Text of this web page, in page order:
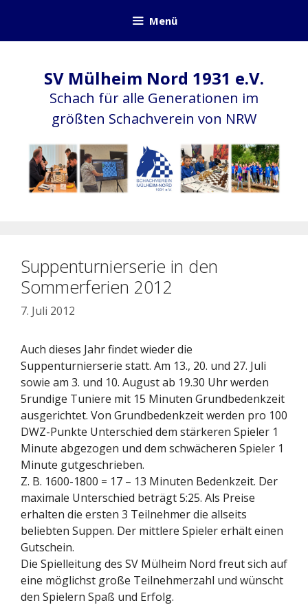
springen
Menü
SV Mülheim Nord 1931 e.V.
Schach für alle Generationen im
größten Schachverein von NRW
Suppenturnierserie in den
Sommerferien 2012
7. Juli 2012
Auch dieses Jahr findet wieder die
Suppenturnierserie statt. Am 13., 20. und 27. Juli
sowie am 3. und 10. August ab 19.30 Uhr werden
5rundige Tuniere mit 15 Minuten Grundbedenkzeit
ausgerichtet. Von Grundbedenkzeit werden pro 100
DWZ-Punkte Unterschied dem stärkeren Spieler 1
Minute abgezogen und dem schwächeren Spieler 1
Minute gutgeschrieben.
Z. B. 1600-1800 = 17 – 13 Minuten Bedenkzeit. Der
maximale Unterschied beträgt 5:25. Als Preise
erhalten die ersten 3 Teilnehmer die allseits
beliebten Suppen. Der mittlere Spieler erhält einen
Gutschein.
Die Spielleitung des SV Mülheim Nord freut sich auf
eine möglichst große Teilnehmerzahl und wünscht
den Spielern Spaß und Erfolg.